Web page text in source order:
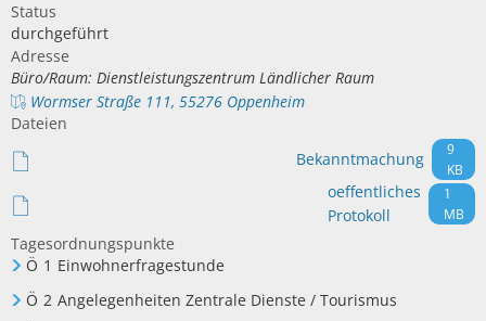
Status
durchgeführt
Adresse
Büro/Raum: Dienstleistungszentrum Ländlicher Raum
Wormser Straße 111, 55276 Oppenheim
Dateien
Bekanntmachung
9
KB
oeffentliches
Protokoll
1
MB
Tagesordnungspunkte
Ö 1 Einwohnerfragestunde
Ö 2 Angelegenheiten Zentrale Dienste / Tourismus